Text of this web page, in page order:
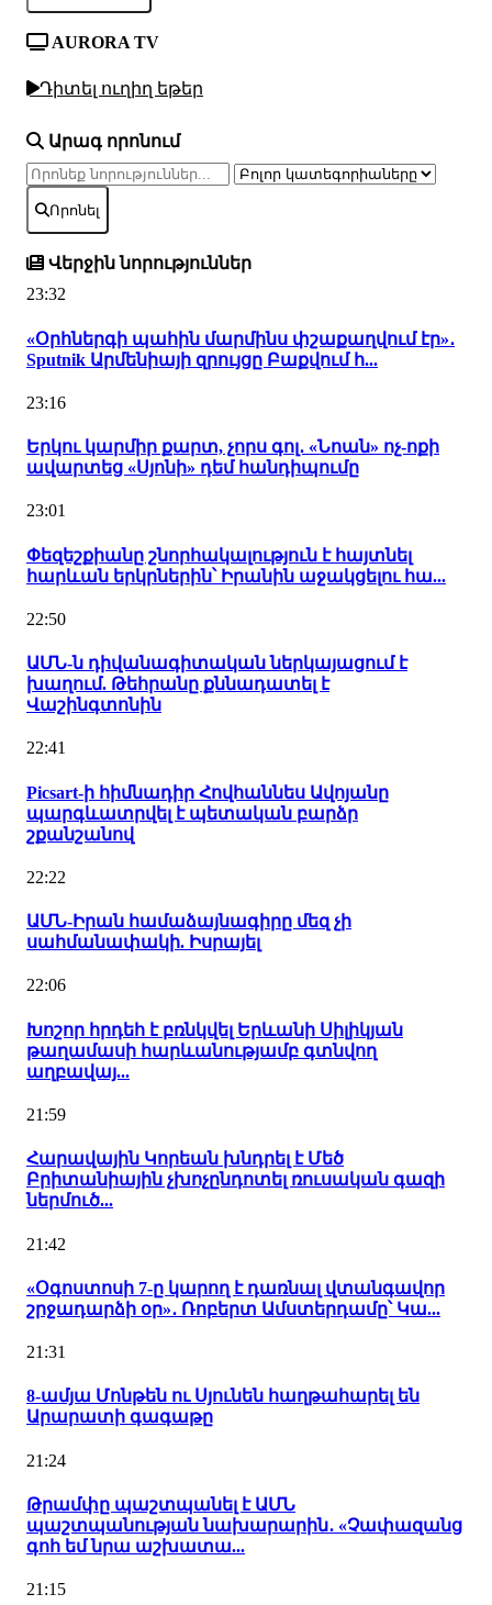
AURORA TV
Դիտել ուղիղ եթեր
Արագ որոնում
Որոնել
Վերջին նորություններ
23:32
«Օրհներգի պահին մարմինս փշաքաղվում էր»․
Sputnik Արմենիայի զրույցը Բաքվում հ...
23:16
Երկու կարմիր քարտ, չորս գոլ․ «Նոան» ոչ-ոքի
ավարտեց «Սյոնի» դեմ հանդիպումը
23:01
Փեզեշքիանը շնորհակալություն է հայտնել
հարևան երկրներին՝ Իրանին աջակցելու հա...
22:50
ԱՄՆ-ն դիվանագիտական ներկայացում է
խաղում. Թեհրանը քննադատել է
Վաշինգտոնին
22:41
Picsart-ի հիմնադիր Հովհաննես Ավոյանը
պարգևատրվել է պետական բարձր
շքանշանով
22:22
ԱՄՆ-Իրան համաձայնագիրը մեզ չի
սահմանափակի. Իսրայել
22:06
Խոշոր հրդեհ է բռնկվել Երևանի Սիլիկյան
թաղամասի հարևանությամբ գտնվող
աղբավայ...
21:59
Հարավային Կորեան խնդրել է Մեծ
Բրիտանիային չխոչընդոտել ռուսական գազի
ներմուծ...
21:42
«Օգոստոսի 7-ը կարող է դառնալ վտանգավոր
շրջադարձի օր»․ Ռոբերտ Ամստերդամը՝ Կա...
21:31
8-ամյա Մոնթեն ու Սյունեն հաղթահարել են
Արարատի գագաթը
21:24
Թրամփը պաշտպանել է ԱՄՆ
պաշտպանության նախարարին․ «Չափազանց
գոհ եմ նրա աշխատա...
21:15